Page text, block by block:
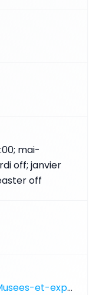
mai-
off; janvier
off
http://nice.fr/Culture/Musees-et-expositions/Villa-Massena